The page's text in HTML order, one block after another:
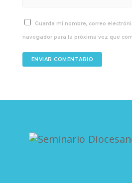
Guarda mi nombre, correo
navegador para la próxima vez que